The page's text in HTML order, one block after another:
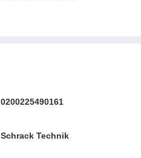
0200225490161
Schrack Technik